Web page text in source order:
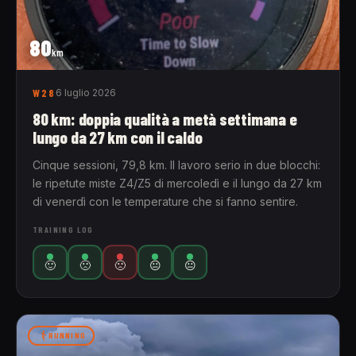
80km
W28 6 luglio 2026
80 km: doppia qualità a metà settimana e
lungo da 27 km con il caldo
Cinque sessioni, 79,8 km. Il lavoro serio in due blocchi:
le ripetute miste Z4/Z5 di mercoledì e il lungo da 27 km
di venerdì con le temperature che si fanno sentire.
TRAINING LOG
🙂 🙁 🙁 😐 😐
RUNNING